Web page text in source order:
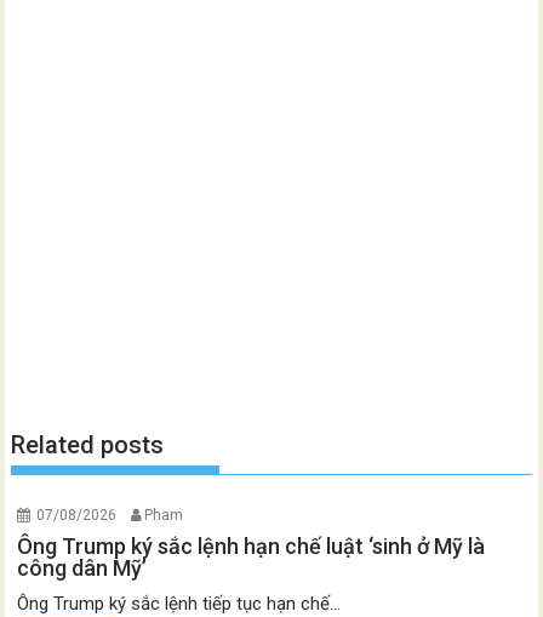
Related posts
07/08/2026 Pham
Ông Trump ký sắc lệnh hạn chế luật ‘sinh ở Mỹ là
công dân Mỹ’
Ông Trump ký sắc lệnh tiếp tục hạn chế...